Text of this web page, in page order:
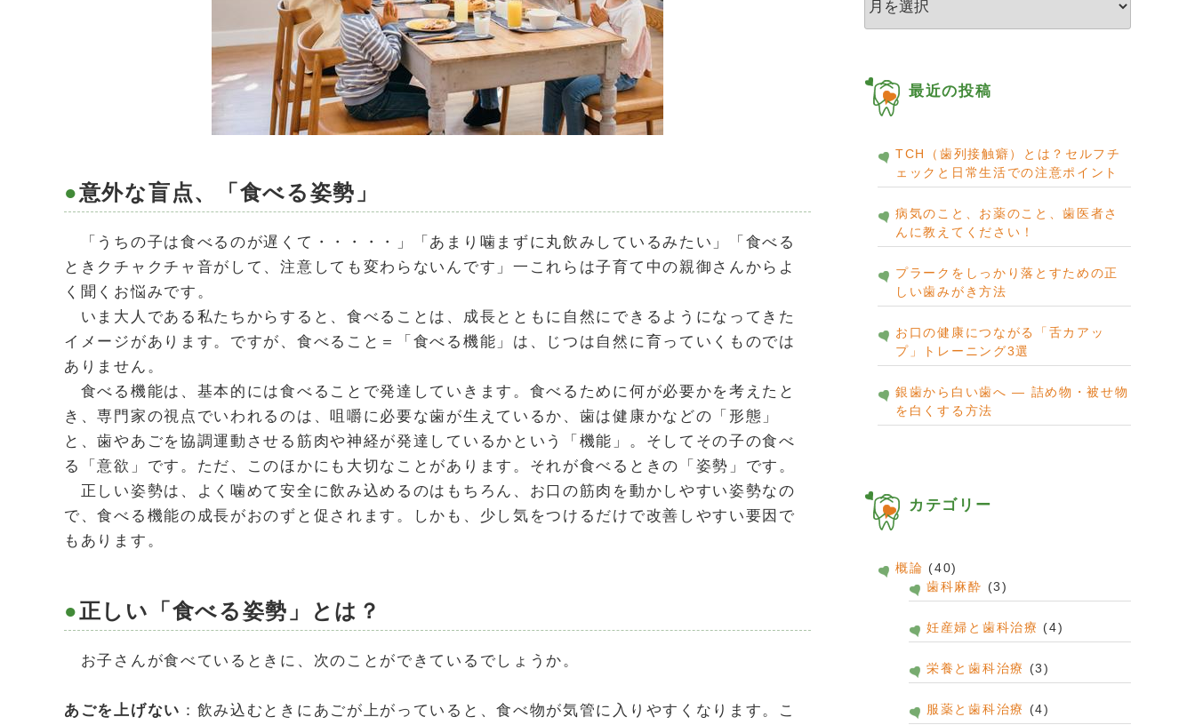
意外な盲点、「食べる姿勢」
「うちの子は食べるのが遅くて・・・・・」「あまり噛まずに丸飲みしているみたい」「食べる
ときクチャクチャ音がして、注意しても変わらないんです」一これらは子育て中の親御さんからよ
く聞くお悩みです。
いま大人である私たちからすると、食べることは、成長とともに自然にできるようになってきた
イメージがあります。ですが、食べること＝「食べる機能」は、じつは自然に育っていくものでは
ありません。
食べる機能は、基本的には食べることで発達していきます。食べるために何が必要かを考えたと
き、専門家の視点でいわれるのは、咀嚼に必要な歯が生えているか、歯は健康かなどの「形態」
と、歯やあごを協調運動させる筋肉や神経が発達しているかという「機能」。そしてその子の食べ
る「意欲」です。ただ、このほかにも大切なことがあります。それが食べるときの「姿勢」です。
正しい姿勢は、よく噛めて安全に飲み込めるのはもちろん、お口の筋肉を動かしやすい姿勢なの
で、食べる機能の成長がおのずと促されます。しかも、少し気をつけるだけで改善しやすい要因で
もあります。
正しい「食べる姿勢」とは？
お子さんが食べているときに、次のことができているでしょうか。
あごを上げない ：飲み込むときにあごが上がっていると、食べ物が気管に入りやすくなります。こ
ー
カ
最近の投稿
TCH（歯列接触癖）とは？セルフチ
ェックと日常生活での注意ポイント
病気のこと、お薬のこと、歯医者さ
んに教えてください！
プラークをしっかり落とすための正
しい歯みがき方法
お口の健康につながる「舌カアッ
プ」トレーニング3選
銀歯から白い歯へ ― 詰め物・被せ物
を白くする方法
カテゴリー
概論 (40)
歯科麻酔 (3)
妊産婦と歯科治療 (4)
栄養と歯科治療 (3)
服薬と歯科治療 (4)